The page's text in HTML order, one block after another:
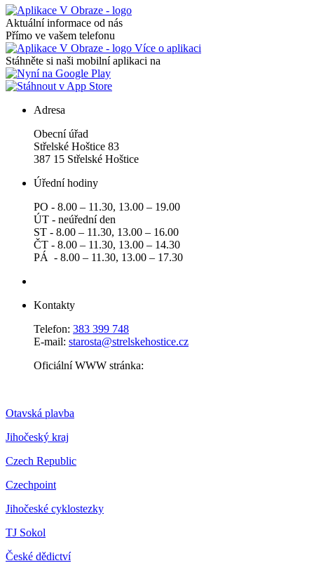
Aktuální informace od nás
Přímo ve vašem telefonu
Více o aplikaci
Stáhněte si naši mobilní aplikaci na
Adresa
Obecní úřad
Střelské Hoštice 83
387 15 Střelské Hoštice
Úřední hodiny
PO - 8.00 – 11.30, 13.00 – 19.00
ÚT - neúřední den
ST - 8.00 – 11.30, 13.00 – 16.00
ČT - 8.00 – 11.30, 13.00 – 14.30
PÁ - 8.00 – 11.30, 13.00 – 17.30
Kontakty
Telefon: 383 399 748
E-mail: starosta@strelskehostice.cz
Oficiální WWW stránka:
Otavská plavba
Jihočeský kraj
Czech Republic
Czechpoint
Jihočeské cyklostezky
TJ Sokol
České dědictví